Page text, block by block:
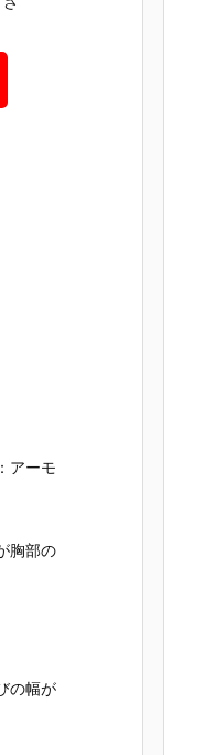
アーモ
胸部の
の幅が